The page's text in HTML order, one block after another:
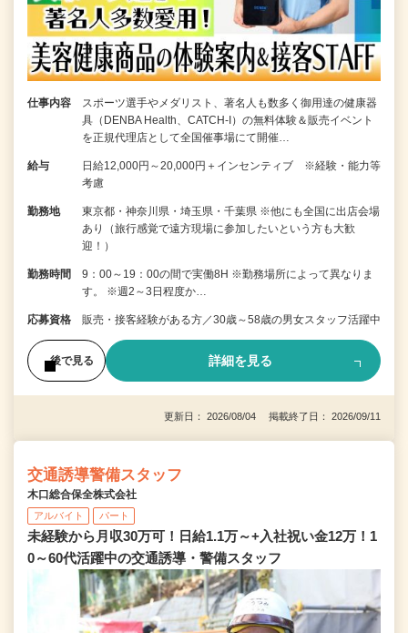
仕事内容
スポーツ選手やメダリスト、著名人も数多く御用達の健康器
具（DENBA Health、CATCH-I）の無料体験＆販売イベント
を正規代理店として全国催事場にて開催…
給与
日給12,000円～20,000円＋インセンティブ ※経験・能力等
考慮
勤務地
東京都・神奈川県・埼玉県・千葉県 ※他にも全国に出店会場
あり（旅行感覚で遠方現場に参加したいという方も大歓
迎！）
勤務時間
9：00～19：00の間で実働8H ※勤務場所によって異なりま
す。 ※週2～3日程度か…
応募資格 販売・接客経験がある方／30歳～58歳の男女スタッフ活躍中
後で見る 詳細を見る
更新日： 2026/08/04 掲載終了日： 2026/09/11
交通誘導警備スタッフ
木口総合保全株式会社
アルバイト パート
未経験から月収30万可！日給1.1万～+入社祝い金12万！1
0～60代活躍中の交通誘導・警備スタッフ